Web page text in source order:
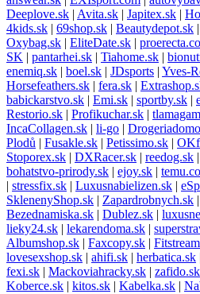
Deeplove.sk | Avita.sk | Japitex.sk |
4kids.sk | 69shop.sk | Beautydepot.sk |
Oxybag.sk | EliteDate.sk |
SK | pantarhei.sk | Tiahome.sk |
enemiq.sk | boel.sk | JDsports | Yves-
Horsefeathers.sk | fera.sk |
babickarstvo.sk | Emi.sk | sportby.sk |
Restorio.sk | Profikuchar.sk |
IncaCollagen.sk | li-go |
Plodů | Fusakle.sk | Petissimo.sk |
Stoporex.sk | DXRacer.sk | reedog.sk |
bohatstvo-prirody.sk | ejoy.sk |
| stressfix.sk | Luxusnabielizen.sk |
SklenenyShop.sk | Zapardrobnych.sk |
Bezednamiska.sk | Dublez.sk |
lieky24.sk | lekarendoma.sk |
Albumshop.sk | Faxcopy.sk |
lovesexshop.sk | ahifi.sk | herbatica.sk
fexi.sk | Mackoviahracky.sk | zafido.sk
Koberce.sk | kitos.sk | Kabelka.sk |